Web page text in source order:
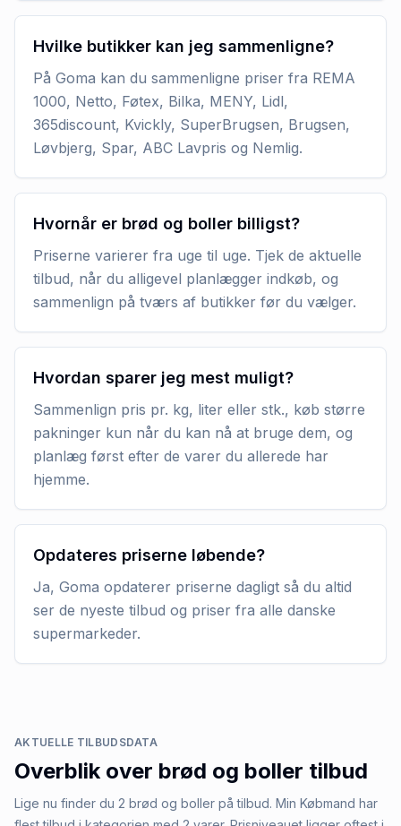
Hvilke butikker kan jeg sammenligne?
På Goma kan du sammenligne priser fra REMA
1000, Netto, Føtex, Bilka, MENY, Lidl,
365discount, Kvickly, SuperBrugsen, Brugsen,
Løvbjerg, Spar, ABC Lavpris og Nemlig.
Hvornår er brød og boller billigst?
Priserne varierer fra uge til uge. Tjek de aktuelle
tilbud, når du alligevel planlægger indkøb, og
sammenlign på tværs af butikker før du vælger.
Hvordan sparer jeg mest muligt?
Sammenlign pris pr. kg, liter eller stk., køb større
pakninger kun når du kan nå at bruge dem, og
planlæg først efter de varer du allerede har
hjemme.
Opdateres priserne løbende?
Ja, Goma opdaterer priserne dagligt så du altid
ser de nyeste tilbud og priser fra alle danske
supermarkeder.
AKTUELLE TILBUDSDATA
Overblik over brød og boller tilbud
Lige nu finder du 2 brød og boller på tilbud. Min Købmand har